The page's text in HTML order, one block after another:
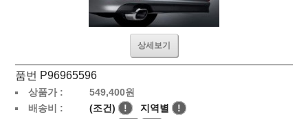
상세보기
품번 P96965596
상품가 : 549,400원
배송비 :
(조건) ! 지역별
!